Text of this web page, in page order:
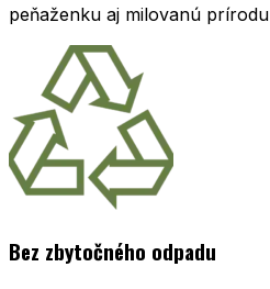
peňaženku aj milovanú prírodu
Bez zbytočného odpadu